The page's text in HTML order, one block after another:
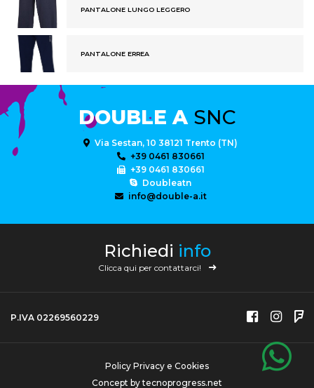
PANTALONE LUNGO LEGGERO
PANTALONE ERREA
DOUBLE A SNC
Via Sestan, 10 38121 Trento (TN)
+39 0461 830661
+39 0461 830661
Doubleatn
info@double-a.it
Richiedi info
Clicca qui per contattarci!
P.IVA 02269560229
Policy Privacy e Cookies
Concept bytecnoprogress.net